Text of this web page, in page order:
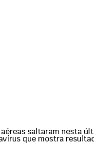
aéreas saltaram nesta
que mostra